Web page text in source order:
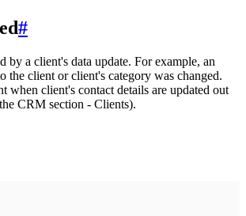
#
by a client's data update. For example, an
the client or client's category was changed.
when client's contact details are updated out
CRM section - Clients).